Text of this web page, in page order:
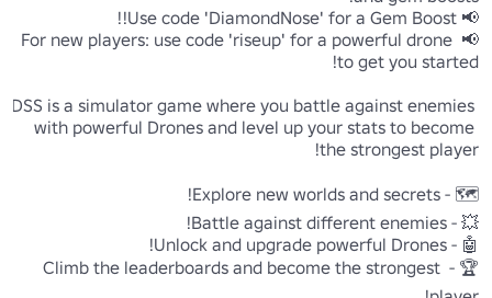
📢 For new players: use code 'riseup' for a powerful drone
DSS is a simulator game where you battle against enemies
with powerful Drones and level up your stats to become
🏆 - Climb the leaderboards and become the strongest